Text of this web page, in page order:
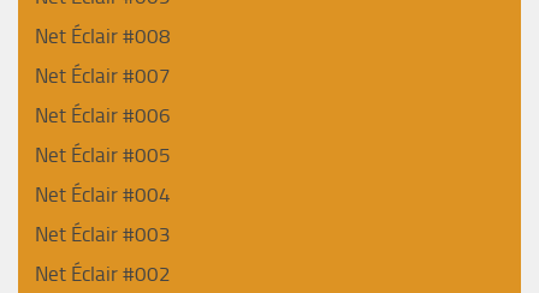
Net Éclair #008
Net Éclair #007
Net Éclair #006
Net Éclair #005
Net Éclair #004
Net Éclair #003
Net Éclair #002